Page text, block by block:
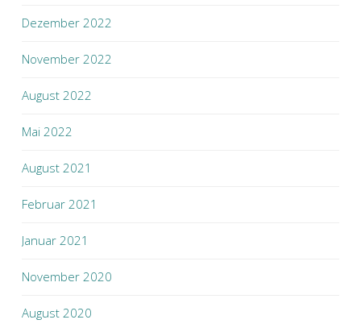
Dezember 2022
November 2022
August 2022
Mai 2022
August 2021
Februar 2021
Januar 2021
November 2020
August 2020